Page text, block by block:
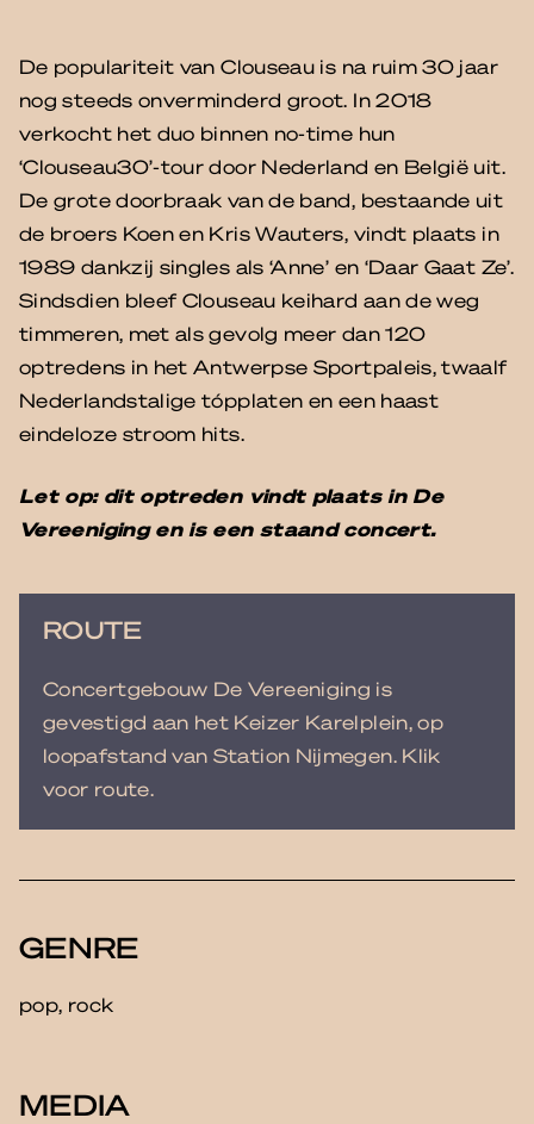
De populariteit van Clouseau is na ruim 30 jaar
nog steeds onverminderd groot. In 2018
verkocht het duo binnen no-time hun
‘Clouseau30’-tour door Nederland en België uit.
De grote doorbraak van de band, bestaande uit
de broers Koen en Kris Wauters, vindt plaats in
1989 dankzij singles als ‘Anne’ en ‘Daar Gaat Ze’.
Sindsdien bleef Clouseau keihard aan de weg
timmeren, met als gevolg meer dan 120
optredens in het Antwerpse Sportpaleis, twaalf
Nederlandstalige tópplaten en een haast
eindeloze stroom hits.
Let op: dit optreden vindt plaats in De
Vereeniging en is een staand concert.
ROUTE
Concertgebouw De Vereeniging is
gevestigd aan het Keizer Karelplein, op
loopafstand van Station Nijmegen. Klik
voor route.
GENRE
pop, rock
MEDIA